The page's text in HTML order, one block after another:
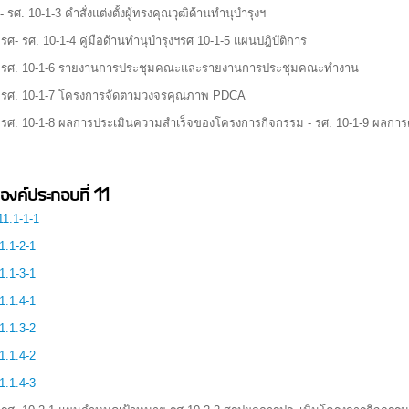
- รศ. 10-1-3 คำสั่งแต่งตั้งผู้ทรงคุณวุฒิด้านทำนุบำรุงฯ
ศ- รศ. 10-1-4 คู่มือด้านทำนุบำรุงฯรศ 10-1-5 แผนปฎิบัติการ
ศ. 10-1-6 รายงานการประชุมคณะและรายงานการประชุมคณะทำงาน
ศ. 10-1-7 โครงการจัดตามวงจรคุณภาพ PDCA
ศ. 10-1-8 ผลการประเมินความสำเร็จของโครงการกิจกรรม - รศ. 10-1-9 ผลกา
องค์ประกอบที่ 11
1-1
2-1
3-1
1
2
2
3